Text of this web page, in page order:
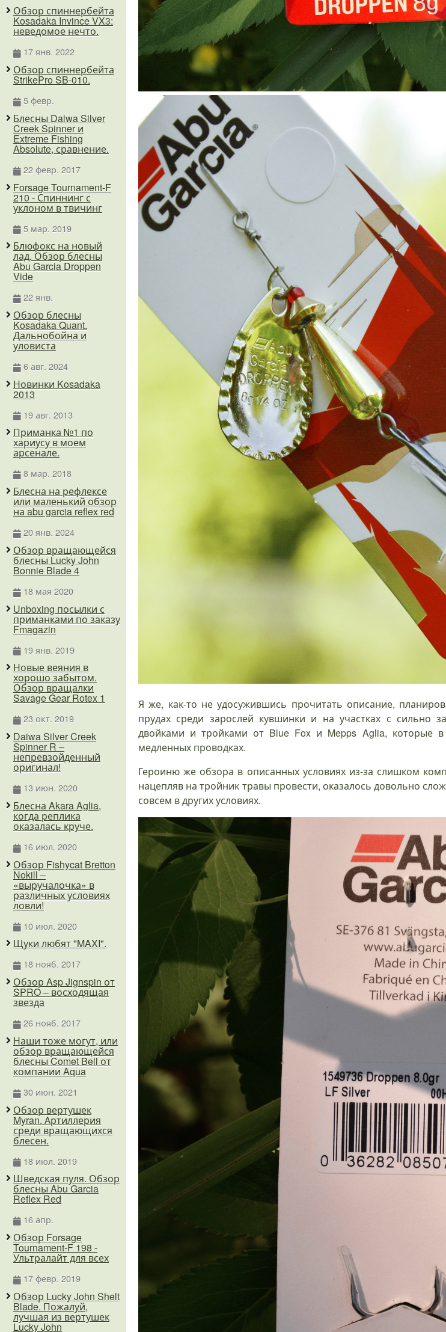
Я же, как-то не удосужившись прочитать описание,
прудах среди зарослей кувшинки и на участках с сильно
двойками и тройками от Blue Fox и Mepps Aglia, которые в
медленных проводках.
Героиню же обзора в описанных условиях из-за слишком
нацепляв на тройник травы провести, оказалось довольно
совсем в других условиях.
Обзор спиннербейта
Kosadaka Invince VX3:
неведомое нечто.
17 янв. 2022
Обзор спиннербейта
StrikePro SB-010.
5 февр.
Блесны Daiwa Silver
Creek Spinner и
Extreme Fishing
Absolute, сравнение.
22 февр. 2017
Forsage Tournament-F
210 - Спиннинг с
уклоном в твичинг
5 мар. 2019
Блюфокс на новый
лад. Обзор блесны
Abu Garcia Droppen
Vide
22 янв.
Обзор блесны
Kosadaka Quant.
Дальнобойна и
уловиста
6 авг. 2024
Новинки Kosadaka
2013
19 авг. 2013
Приманка №1 по
хариусу в моем
арсенале.
8 мар. 2018
Блесна на рефлексе
или маленький обзор
на abu garcia reflex red
20 янв. 2024
Обзор вращающейся
блесны Lucky John
Bonnie Blade 4
18 мая 2020
Unboxing посылки с
приманками по заказу
Fmagazin
19 янв. 2019
Новые веяния в
хорошо забытом.
Обзор вращалки
Savage Gear Rotex 1
23 окт. 2019
Daiwa Silver Creek
Spinner R –
непревзойденный
оригинал!
13 июн. 2020
Блесна Akara Aglia,
когда реплика
оказалась круче.
16 июл. 2020
Обзор Fishycat Bretton
Nokill –
«выручалочка» в
различных условиях
ловли!
10 июл. 2020
Щуки любят "MAXI".
18 нояб. 2017
Обзор Asp Jignspin от
SPRO – восходящая
звезда
26 нояб. 2017
Наши тоже могут, или
обзор вращающейся
блесны Comet Bell от
компании Aqua
30 июн. 2021
Обзор вертушек
Myran. Артиллерия
среди вращающихся
блесен.
18 июл. 2019
Шведская пуля. Обзор
блесны Abu Garcia
Reflex Red
16 апр.
Обзор Forsage
Tournament-F 198 -
Ультралайт для всех
17 февр. 2019
Обзор Lucky John Shelt
Blade. Пожалуй,
лучшая из вертушек
Lucky John